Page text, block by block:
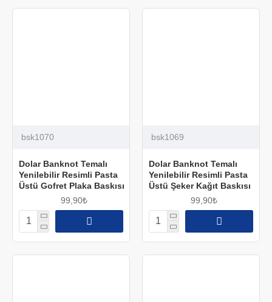
bsk1070
Dolar Banknot Temalı
Yenilebilir Resimli Pasta
Üstü Gofret Plaka Baskısı
99,90₺
bsk1069
Dolar Banknot Temalı
Yenilebilir Resimli Pasta
Üstü Şeker Kağıt Baskısı
99,90₺